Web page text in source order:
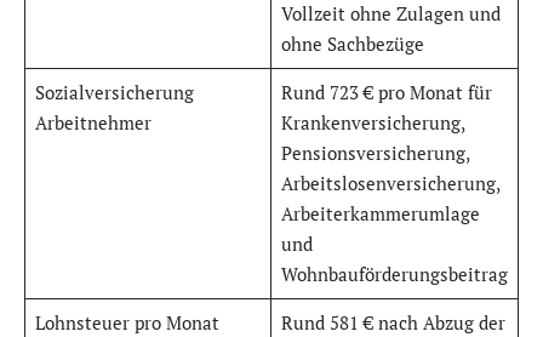
Vollzeit ohne Zulagen und
ohne Sachbezüge
Sozialversicherung
Arbeitnehmer
Rund 723 € pro Monat für
Krankenversicherung,
Pensionsversicherung,
Arbeitslosenversicherung,
Arbeiterkammerumlage
und
Wohnbauförderungsbeitrag
Lohnsteuer pro Monat
Rund 581 € nach Abzug der